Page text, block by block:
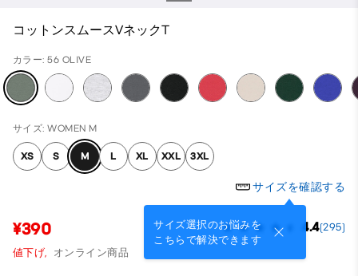
コットンスムースVネックT
カラー: 56 OLIVE
サイズ: WOMEN M
XS S M L XL XXL 3XL
サイズを確認する
サイズ選択のお悩みを
こちらで解決できます
¥390 4.4(295)
値下げ, オンライン商品